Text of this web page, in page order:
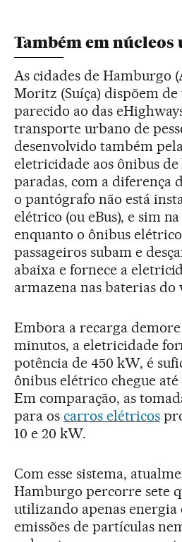
Também em núcleos
As cidades de Hamburgo
Moritz (Suíça) dispõem de
parecido ao das
transporte urbano de
desenvolvido também
eletricidade aos ônibus
paradas, com a diferença
o pantógrafo não está
elétrico (ou eBus), e sim
enquanto o ônibus
passageiros subam e
abaixa e fornece a
armazena nas baterias do
Embora a recarga demore
minutos, a eletricidade
potência de 450 kW, é
ônibus elétrico chegue
Em comparação, as
para os carros elétricos
10 e 20 kW.
Com esse sistema,
Hamburgo percorre sete
utilizando apenas energia
emissões de partículas